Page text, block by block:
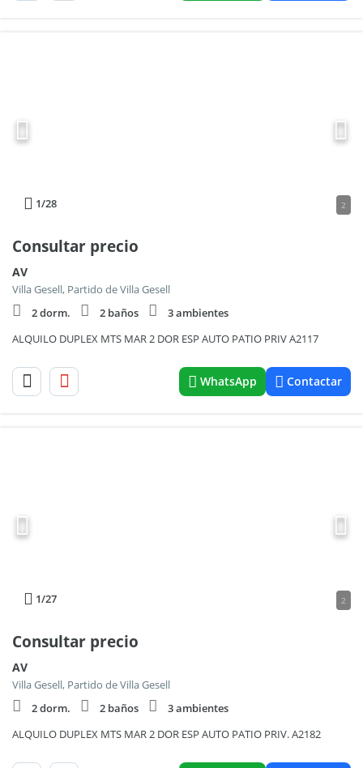
1/28 2
Consultar precio
AV
Villa Gesell, Partido de Villa Gesell
2 dorm.
2 baños
3 ambientes
ALQUILO DUPLEX MTS MAR 2 DOR ESP AUTO PATIO PRIV A2117
WhatsApp Contactar
1/27 2
Consultar precio
AV
Villa Gesell, Partido de Villa Gesell
2 dorm.
2 baños
3 ambientes
ALQUILO DUPLEX MTS MAR 2 DOR ESP AUTO PATIO PRIV. A2182